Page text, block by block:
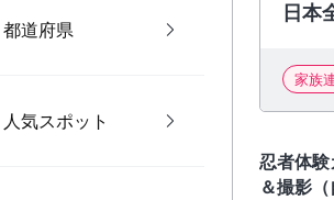
都道府県
人気スポット
日本
家族
忍者体
＆撮影